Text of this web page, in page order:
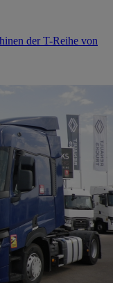
der T-Reihe von